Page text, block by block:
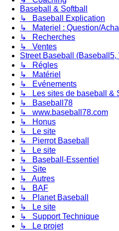
Baseball & Softball
↳ Baseball Explication
↳ Materiel : Question/
↳ Recherches
↳ Ventes
Street Baseball (Baseball5,
↳ Régles
↳ Matériel
↳ Evénements
↳ Les sites de baseball &
↳ Baseball78
↳ www.baseball78.com
↳ Honus
↳ Le site
↳ Pierrot Baseball
↳ Le site
↳ Baseball-Essentiel
↳ Site
↳ Autres
↳ BAF
↳ Planet Baseball
↳ Le site
↳ Support Technique
↳ Le projet